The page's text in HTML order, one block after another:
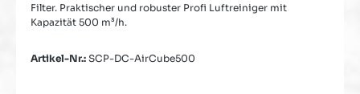
Filter. Praktischer und robuster Profi Luftreiniger mit
Kapazität 500 m³/h.
Artikel-Nr.: SCP-DC-AirCube500